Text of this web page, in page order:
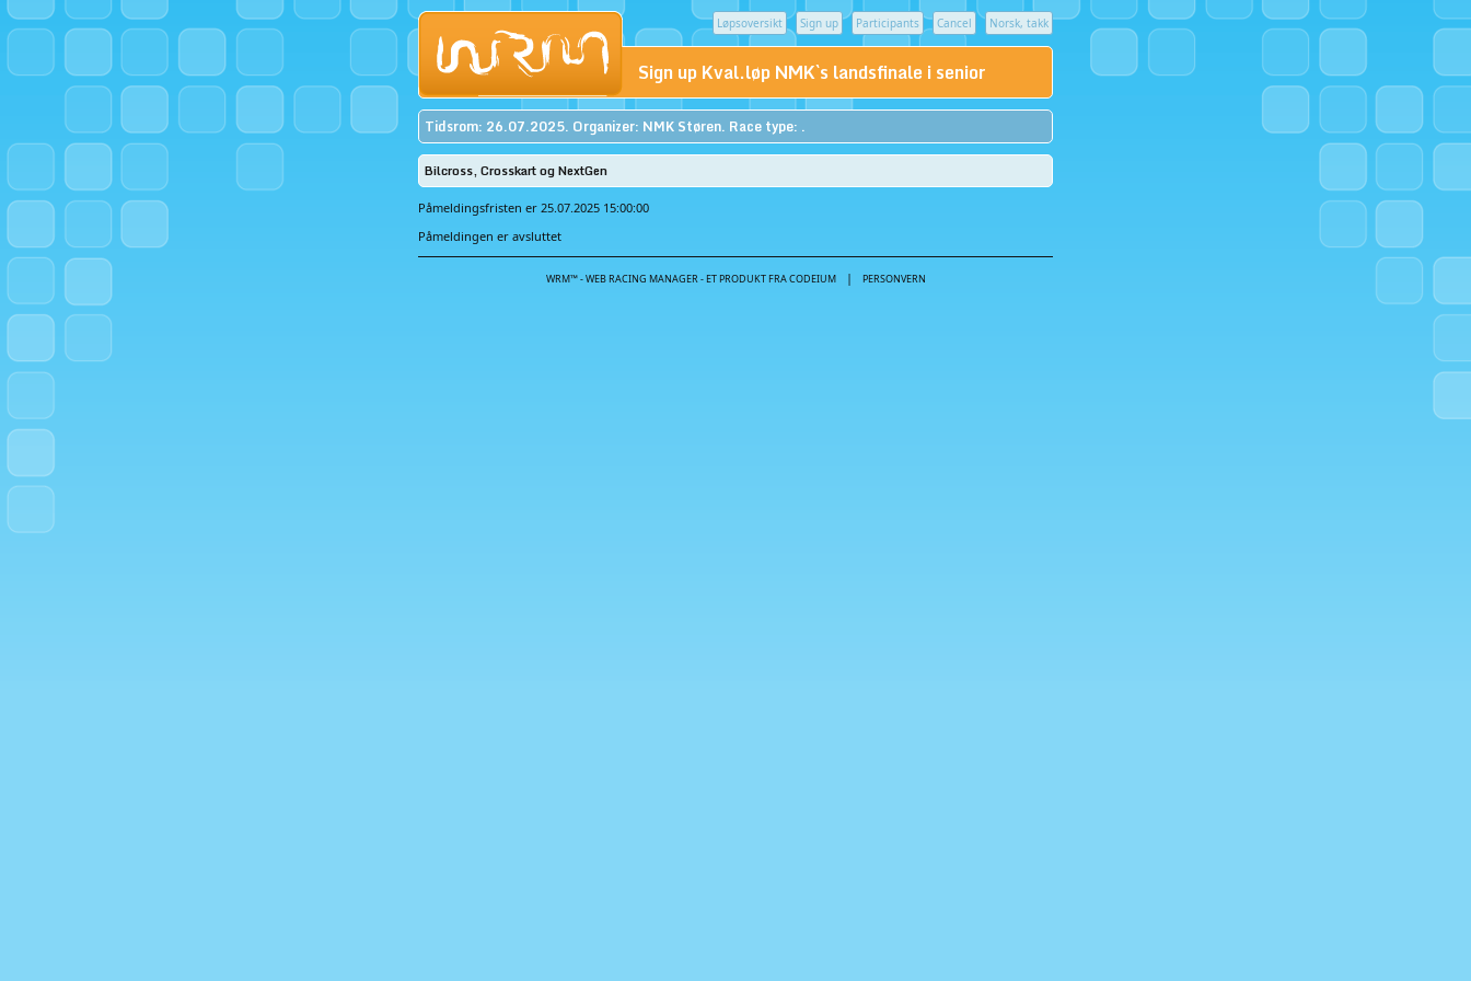
Løpsoversikt Sign up Participants Cancel Norsk, takk
Sign up Kval.løp NMK`s landsfinale i senior
Tidsrom: 26.07.2025. Organizer: NMK Støren. Race type: .
Bilcross, Crosskart og NextGen
Påmeldingsfristen er 25.07.2025 15:00:00
Påmeldingen er avsluttet
WRM™ - WEB RACING MANAGER - ET PRODUKT FRA CODEIUM| PERSONVERN